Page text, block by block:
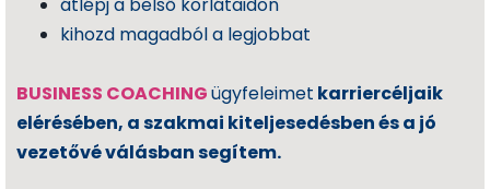
kihozd magadból a legjobbat
BUSINESS COACHINGügyfeleimet karriercéljaik
elérésében, a szakmai kiteljesedésben és a jó
vezetővé válásban segítem.